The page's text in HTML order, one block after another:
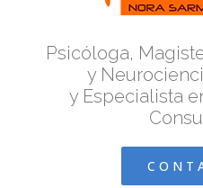
Psicóloga,
y
y Especialista